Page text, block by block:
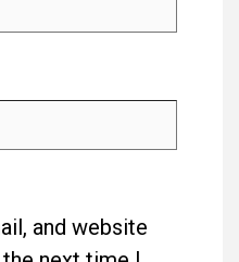
and website